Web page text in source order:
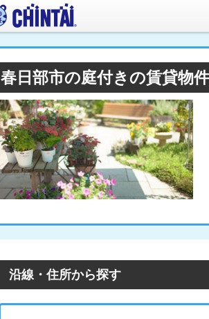
春日部市の庭付きの賃貸物
沿線・住所から探す